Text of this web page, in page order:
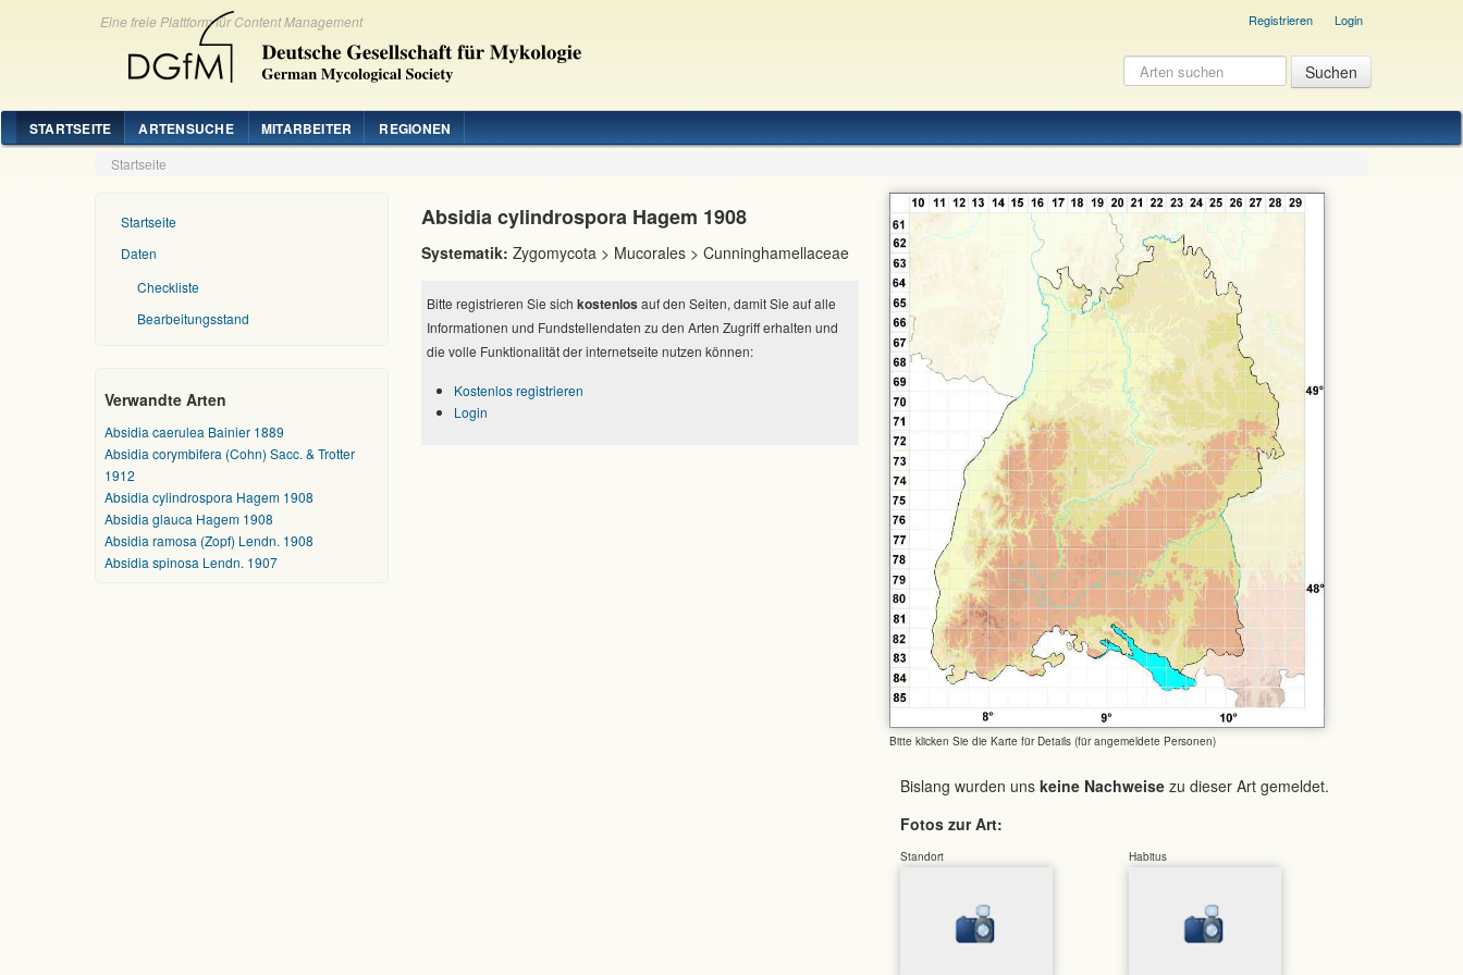
Eine freie Plattform für Content Management Registrieren Login
STARTSEITE ARTENSUCHE MITARBEITER REGIONEN
Startseite
Startseite
Daten
Checkliste
Bearbeitungsstand
Verwandte Arten
Absidia caerulea Bainier 1889
Absidia corymbifera (Cohn) Sacc. & Trotter
1912
Absidia cylindrospora Hagem 1908
Absidia glauca Hagem 1908
Absidia ramosa (Zopf) Lendn. 1908
Absidia spinosa Lendn. 1907
Bitte klicken Sie die Karte für Details (für angemeldete Personen)
Bislang wurden uns keine Nachweise zu dieser Art gemeldet.
Fotos zur Art:
Standort Habitus
Absidia cylindrospora Hagem 1908
Systematik: Zygomycota > Mucorales > Cunninghamellaceae
Bitte registrieren Sie sich kostenlos auf den Seiten, damit Sie auf alle
Informationen und Fundstellendaten zu den Arten Zugriff erhalten und
die volle Funktionalität der internetseite nutzen können:
Kostenlos registrieren
Login